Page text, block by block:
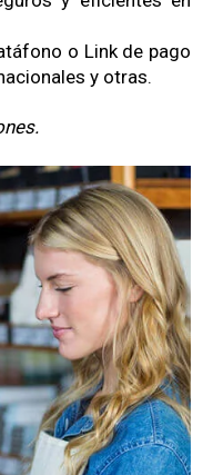
o Link de pago
y otras.